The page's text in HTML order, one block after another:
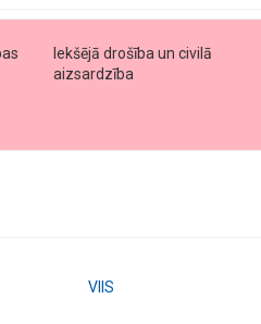
Iekšējā drošība un civilā
aizsardzība
VIIS